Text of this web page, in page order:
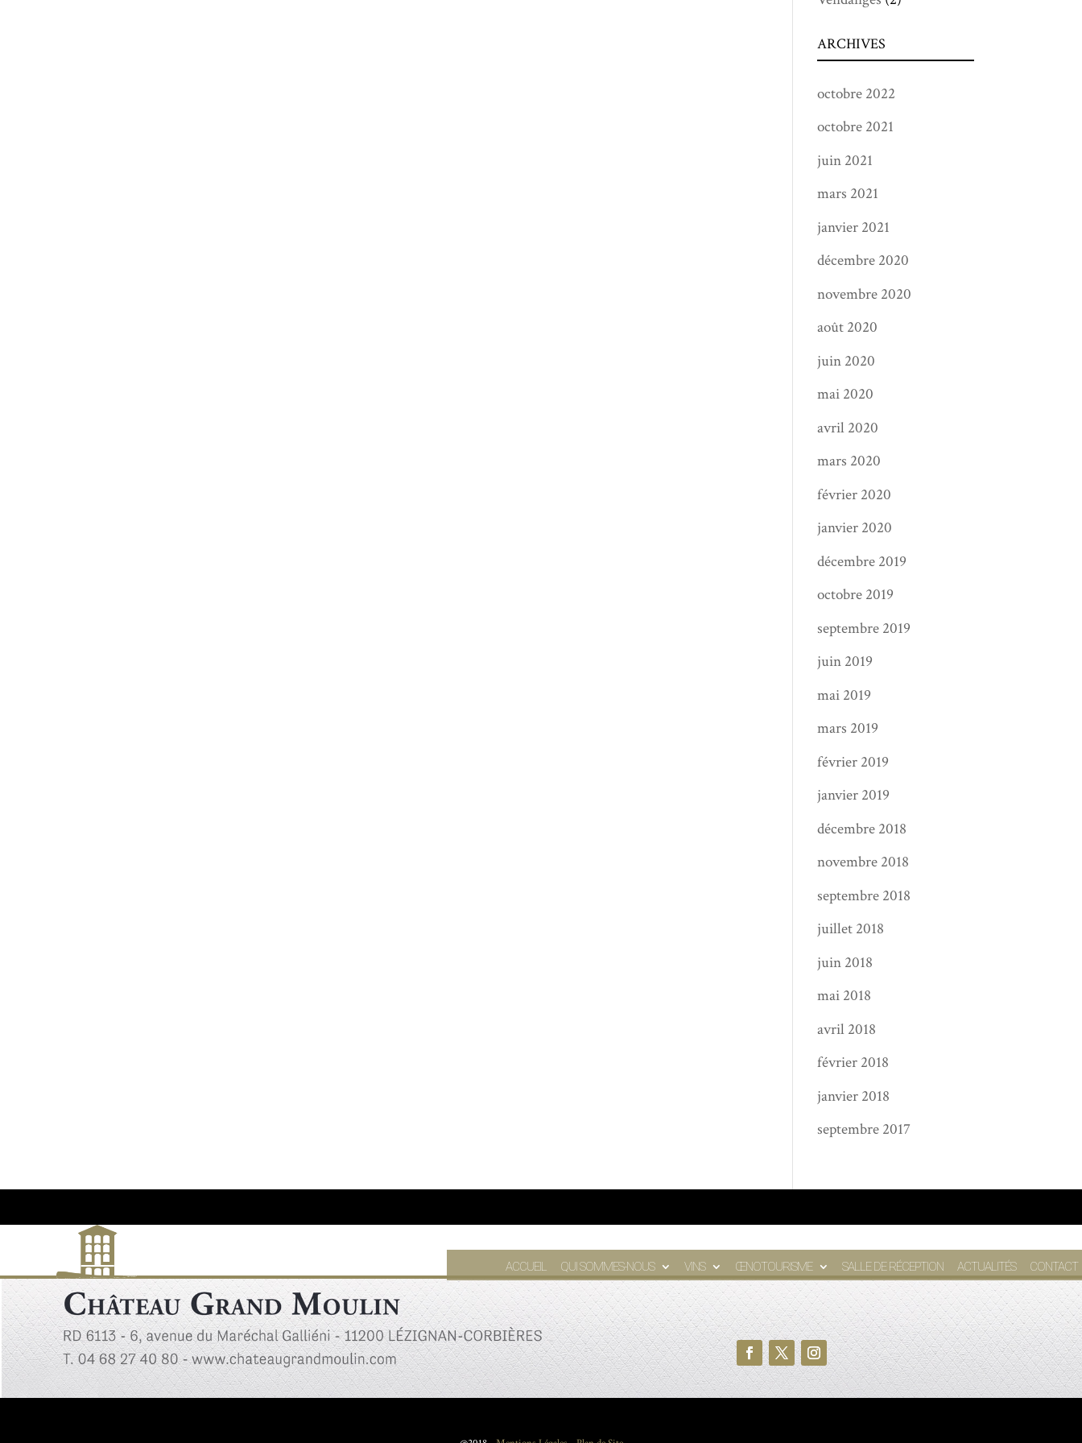
ARCHIVES
octobre 2022
octobre 2021
juin 2021
mars 2021
janvier 2021
décembre 2020
novembre 2020
août 2020
juin 2020
mai 2020
avril 2020
mars 2020
février 2020
janvier 2020
décembre 2019
octobre 2019
septembre 2019
juin 2019
mai 2019
mars 2019
février 2019
janvier 2019
décembre 2018
novembre 2018
septembre 2018
juillet 2018
juin 2018
mai 2018
avril 2018
février 2018
janvier 2018
septembre 2017
ACCUEIL QUI SOMMES-NOUS VINS ŒNOTOURISME SALLE DE RÉCEPTION ACTUALITÉS CONTACT